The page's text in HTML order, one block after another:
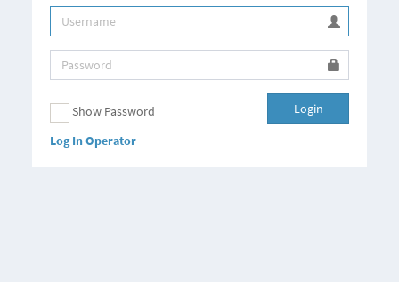
Show Password
Log In Operator
Login